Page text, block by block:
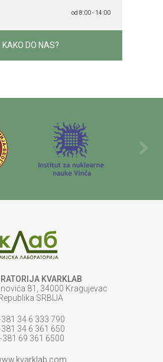
od 8:00 - 14:00
KAKO DO NAS?
KVARKLAB
81, 34000 Kragujevac
SRBIJA
34 6 333 790
34 6 361 650
69 361 6500